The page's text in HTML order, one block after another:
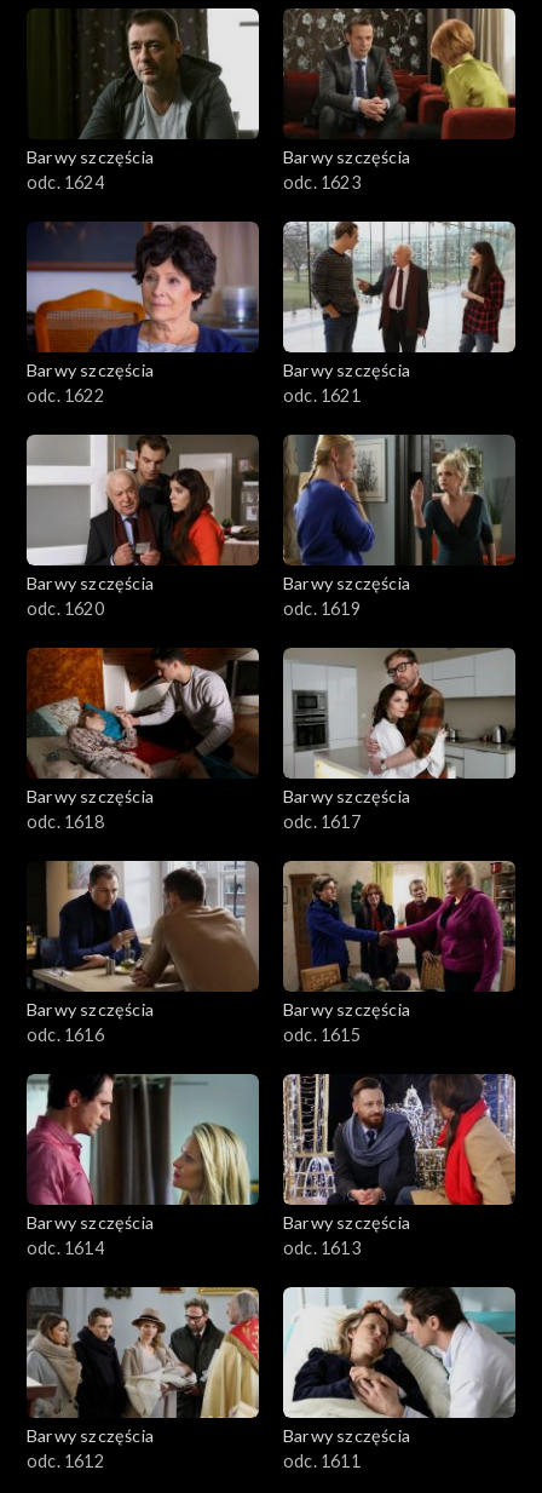
Barwy szczęścia
odc. 1624
Barwy szczęścia
odc. 1623
Barwy szczęścia
odc. 1622
Barwy szczęścia
odc. 1621
Barwy szczęścia
odc. 1620
Barwy szczęścia
odc. 1619
Barwy szczęścia
odc. 1618
Barwy szczęścia
odc. 1617
Barwy szczęścia
odc. 1616
Barwy szczęścia
odc. 1615
Barwy szczęścia
odc. 1614
Barwy szczęścia
odc. 1613
Barwy szczęścia
odc. 1612
Barwy szczęścia
odc. 1611